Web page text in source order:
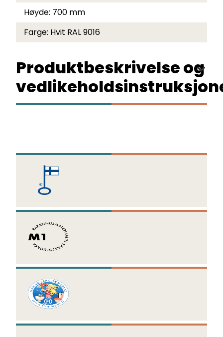
Høyde: 700 mm
Farge: Hvit RAL 9016
Produktbeskrivelse og